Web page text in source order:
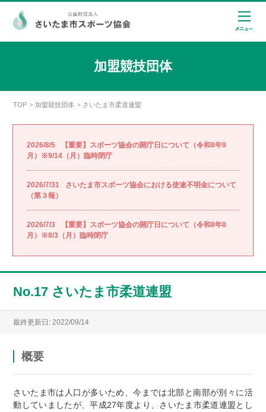
加盟競技団体
TOP > 加盟競技団体 > さいたま市柔道連盟
2026/8/5
【重要】スポーツ協会の開庁日について（令和8年9
月）※9/14（月）臨時閉庁
2026/7/31
さいたま市スポーツ協会における使途不明金について
（第３報）
2026/7/3
【重要】スポーツ協会の開庁日について（令和8年8
月）※8/3（月）臨時閉庁
No.17 さいたま市柔道連盟
最終更新日: 2022/09/14
概要
さいたま市は人口が多いため、今までは北部と南部が別々に活
動していましたが、平成27年度より、さいたま市柔道連盟とし